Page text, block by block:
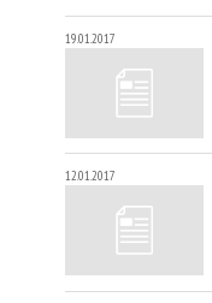
19.01.2017
12.01.2017